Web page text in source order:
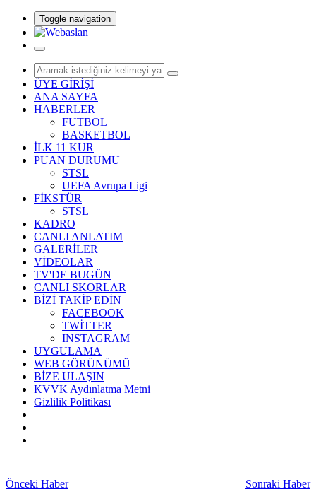
Toggle navigation
ÜYE GİRİŞİ
ANA SAYFA
HABERLER
FUTBOL
BASKETBOL
İLK 11 KUR
PUAN DURUMU
STSL
UEFA Avrupa Ligi
FİKSTÜR
STSL
KADRO
CANLI ANLATIM
GALERİLER
VİDEOLAR
TV'DE BUGÜN
CANLI SKORLAR
BİZİ TAKİP EDİN
FACEBOOK
TWİTTER
INSTAGRAM
UYGULAMA
WEB GÖRÜNÜMÜ
BİZE ULAŞIN
KVVK Aydınlatma Metni
Gizlilik Politikası
Önceki Haber Sonraki Haber